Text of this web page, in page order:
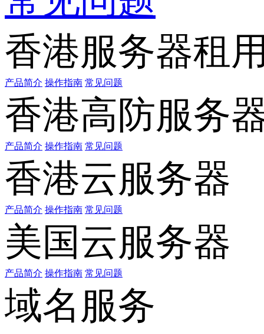
香港服务器租
产品简介 操作指南 常见问题
香港高防服务
产品简介 操作指南 常见问题
香港云服务器
产品简介 操作指南 常见问题
美国云服务器
产品简介 操作指南 常见问题
域名服务